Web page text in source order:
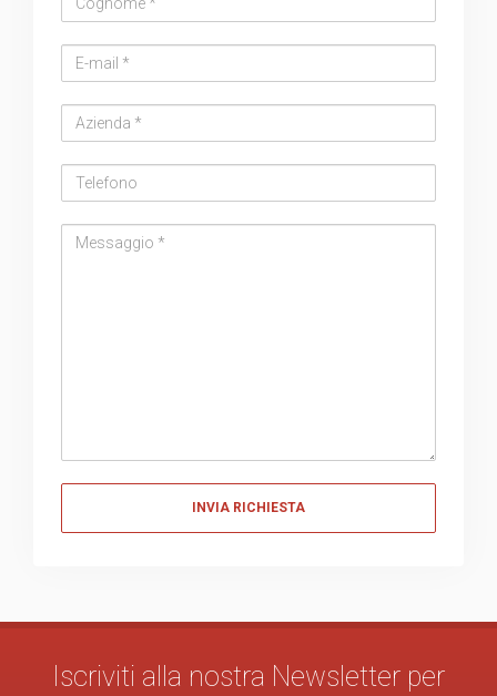
address
Iscriviti alla nostra Newsletter per